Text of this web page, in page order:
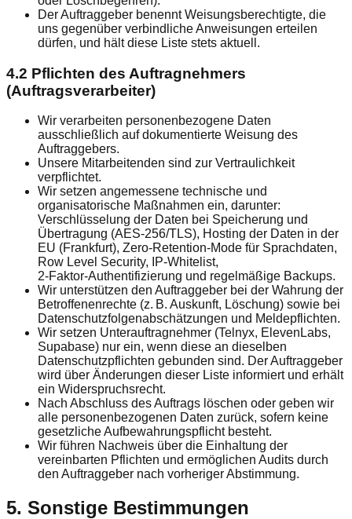
Der Auftraggeber benennt Weisungsberechtigte, die
uns gegenüber verbindliche Anweisungen erteilen
dürfen, und hält diese Liste stets aktuell.
4.2 Pflichten des Auftragnehmers
(Auftragsverarbeiter)
Wir verarbeiten personenbezogene Daten
ausschließlich auf dokumentierte Weisung des
Auftraggebers.
Unsere Mitarbeitenden sind zur Vertraulichkeit
verpflichtet.
Wir setzen angemessene technische und
organisatorische Maßnahmen ein, darunter:
Verschlüsselung der Daten bei Speicherung und
Übertragung (AES‑256/TLS), Hosting der Daten in der
EU (Frankfurt), Zero‑Retention‑Mode für Sprachdaten,
Row Level Security, IP‑Whitelist,
2‑Faktor‑Authentifizierung und regelmäßige Backups.
Wir unterstützen den Auftraggeber bei der Wahrung der
Betroffenenrechte (z. B. Auskunft, Löschung) sowie bei
Datenschutzfolgen­abschätzungen und Meldepflichten.
Wir setzen Unterauftragnehmer (Telnyx, ElevenLabs,
Supabase) nur ein, wenn diese an dieselben
Datenschutzpflichten gebunden sind. Der Auftraggeber
wird über Änderungen dieser Liste informiert und erhält
ein Widerspruchsrecht.
Nach Abschluss des Auftrags löschen oder geben wir
alle personenbezogenen Daten zurück, sofern keine
gesetzliche Aufbewahrungspflicht besteht.
Wir führen Nachweis über die Einhaltung der
vereinbarten Pflichten und ermöglichen Audits durch
den Auftraggeber nach vorheriger Abstimmung.
5. Sonstige Bestimmungen